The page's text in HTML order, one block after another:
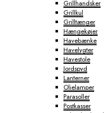
Grillhandsker
Grillkul
Grilltænger
Hængekøjer
Havebænke
Havelygter
Havestole
Jordspyd
Lanterner
Olielamper
Parasoller
Postkasser